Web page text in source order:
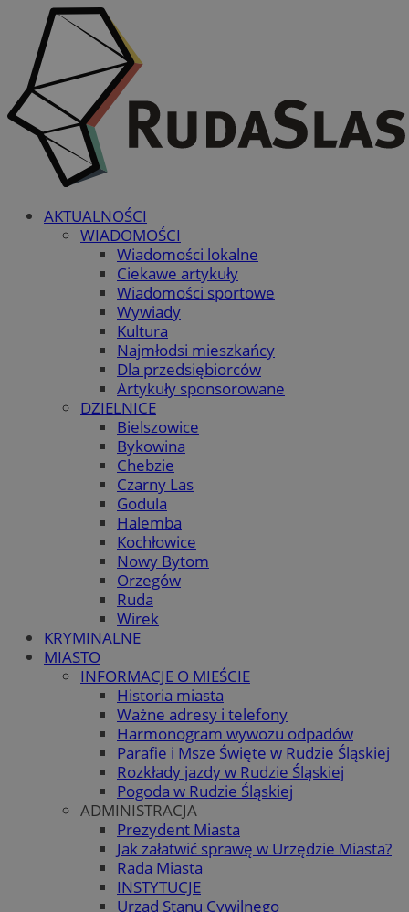
AKTUALNOŚCI
WIADOMOŚCI
Wiadomości lokalne
Ciekawe artykuły
Wiadomości sportowe
Wywiady
Kultura
Najmłodsi mieszkańcy
Dla przedsiębiorców
Artykuły sponsorowane
DZIELNICE
Bielszowice
Bykowina
Chebzie
Czarny Las
Godula
Halemba
Kochłowice
Nowy Bytom
Orzegów
Ruda
Wirek
KRYMINALNE
MIASTO
INFORMACJE O MIEŚCIE
Historia miasta
Ważne adresy i telefony
Harmonogram wywozu odpadów
Parafie i Msze Święte w Rudzie Śląskiej
Rozkłady jazdy w Rudzie Śląskiej
Pogoda w Rudzie Śląskiej
ADMINISTRACJA
Prezydent Miasta
Jak załatwić sprawę w Urzędzie Miasta?
Rada Miasta
INSTYTUCJE
Urząd Stanu Cywilnego